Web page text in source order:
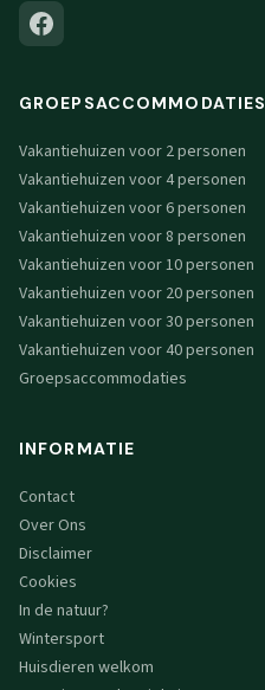
GROEPSACCOMMODATIES
Vakantiehuizen voor 2 personen
Vakantiehuizen voor 4 personen
Vakantiehuizen voor 6 personen
Vakantiehuizen voor 8 personen
Vakantiehuizen voor 10 personen
Vakantiehuizen voor 20 personen
Vakantiehuizen voor 30 personen
Vakantiehuizen voor 40 personen
Groepsaccommodaties
INFORMATIE
Contact
Over Ons
Disclaimer
Cookies
In de natuur?
Wintersport
Huisdieren welkom